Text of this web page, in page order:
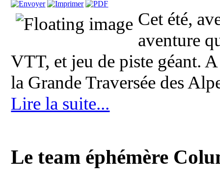
Cet été,
aventure
VTT, et jeu de piste géant.
la Grande Traversée des
Lire la suite...
Le team éphémère